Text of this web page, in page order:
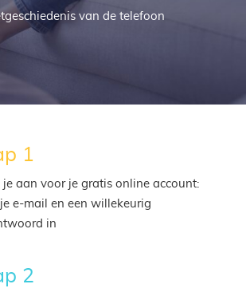
van de telefoon
1
je aan voor je gratis online account:
e-mail en een willekeurig
in
2